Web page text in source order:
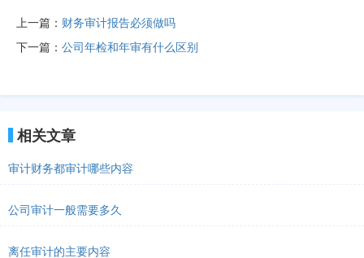
上一篇： 财务审计报告必须做吗
下一篇： 公司年检和年审有什么区别
相关文章
审计财务都审计哪些内容
公司审计一般需要多久
离任审计的主要内容